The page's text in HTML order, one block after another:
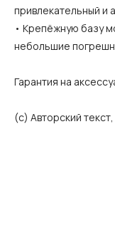
привлекательный и
• Крепёжную базу
небольшие
Гарантия на
(с) Авторский